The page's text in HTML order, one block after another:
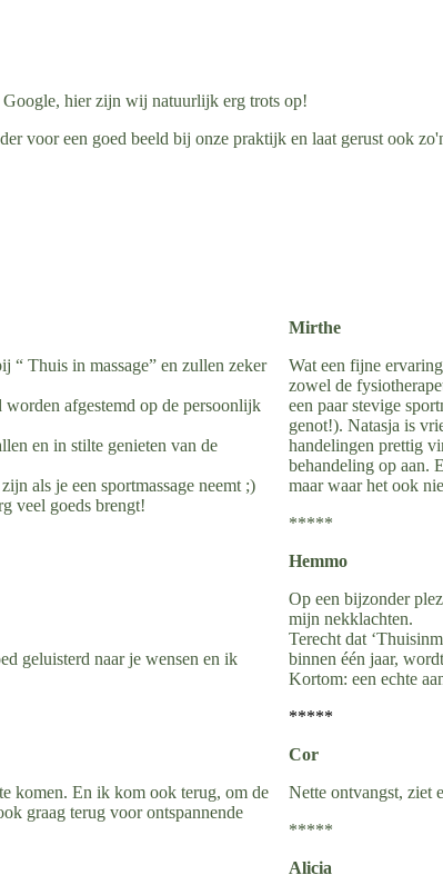
hier zijn wij natuurlijk erg trots op!
voor een goed beeld bij onze praktijk en laat gerust ook
“ Thuis in massage” en zullen zeker
worden afgestemd op de persoonlijk
en in stilte genieten van de
als je een sportmassage neemt ;)
veel goeds brengt!
geluisterd naar je wensen en ik
komen. En ik kom ook terug, om de
graag terug voor ontspannende
Mirthe
Wat een fijne
zowel de
een paar stevige
genot!). Natasja is
handelingen prettig
behandeling op aan.
maar waar het ook
*****
Hemmo
Op een bijzonder
mijn nekklachten.
Terecht dat
binnen één jaar,
Kortom: een echte
*****
Cor
Nette ontvangst, ziet
*****
Alicia